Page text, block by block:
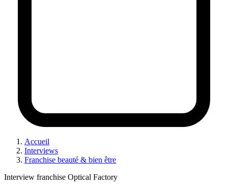
Accueil
Interviews
Franchise beauté & bien être
Interview franchise Optical Factory